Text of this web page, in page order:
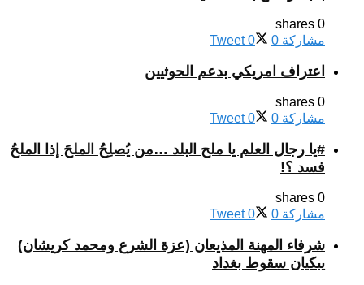
0 shares
مشاركة 0
Tweet 0
اعتراف امريكي بدعم الحوثيين
0 shares
مشاركة 0
Tweet 0
#يا رجال العلم يا ملح البلد …من يُصلِحُ الملحَ إذا الملحُ
فسد ؟!
0 shares
مشاركة 0
Tweet 0
شرفاء المهنة المذيعان (عزة الشرع ومحمد كريشان)
يبكيان سقوط بغداد